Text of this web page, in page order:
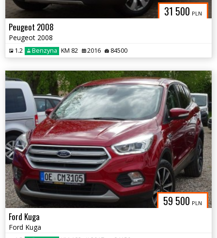
31 500 PLN
Peugeot 2008
Peugeot 2008
1.2 Benzyna KM 82 2016 84500
59 500 PLN
Ford Kuga
Ford Kuga